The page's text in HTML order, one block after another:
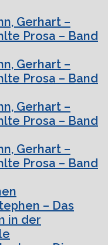
Gerhart –
Prosa – Band
Gerhart –
Prosa – Band
Gerhart –
Prosa – Band
Gerhart –
Prosa – Band
– Das
in der